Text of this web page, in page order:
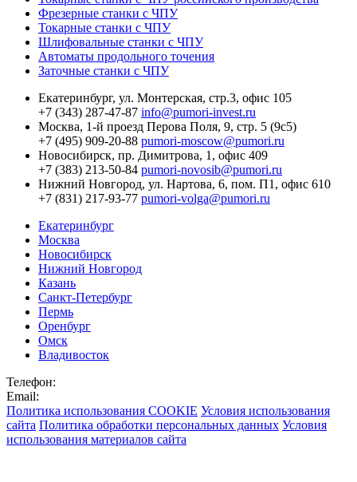
Фрезерные станки с ЧПУ
Токарные станки с ЧПУ
Шлифовальные станки с ЧПУ
Автоматы продольного точения
Заточные станки с ЧПУ
Екатеринбург, ул. Монтерская, стр.3, офис 105
+7 (343) 287-47-87 info@pumori-invest.ru
Москва, 1-й проезд Перова Поля, 9, стр. 5 (9с5)
+7 (495) 909-20-88 pumori-moscow@pumori.ru
Новосибирск, пр. Димитрова, 1, офис 409
+7 (383) 213-50-84 pumori-novosib@pumori.ru
Нижний Новгород, ул. Нартова, 6, пом. П1, офис 610
+7 (831) 217-93-77 pumori-volga@pumori.ru
Екатеринбург
Москва
Новосибирск
Нижний Новгород
Казань
Санкт-Петербург
Пермь
Оренбург
Омск
Владивосток
Телефон:
Email:
Политика использования COOKIE Условия использования
сайта Политика обработки персональных данных Условия
использования материалов сайта